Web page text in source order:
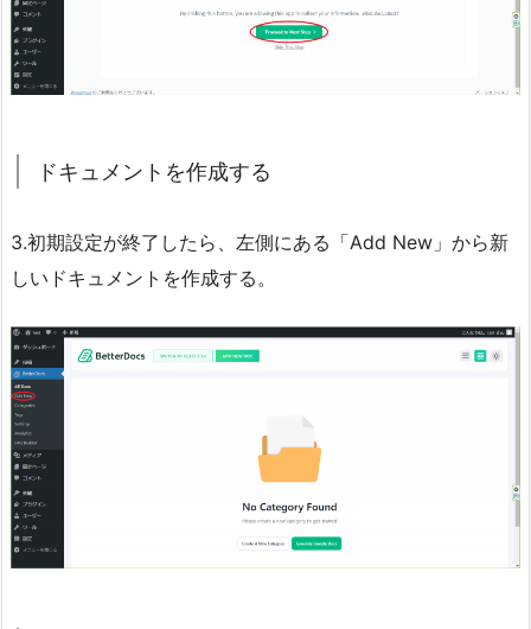
ドキュメントを作成する
3.初期設定が終了したら、左側にある「Add New」から新
しいドキュメントを作成する。